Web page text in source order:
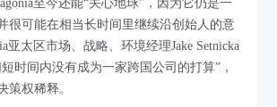
至今还能“关心地球”，因为它仍是一
很可能在相当长时间里继续沿创始人的意
亚太区市场、战略、环境经理Jake Setnicka
时间内没有成为一家跨国公司的打算”，
策权稀释。